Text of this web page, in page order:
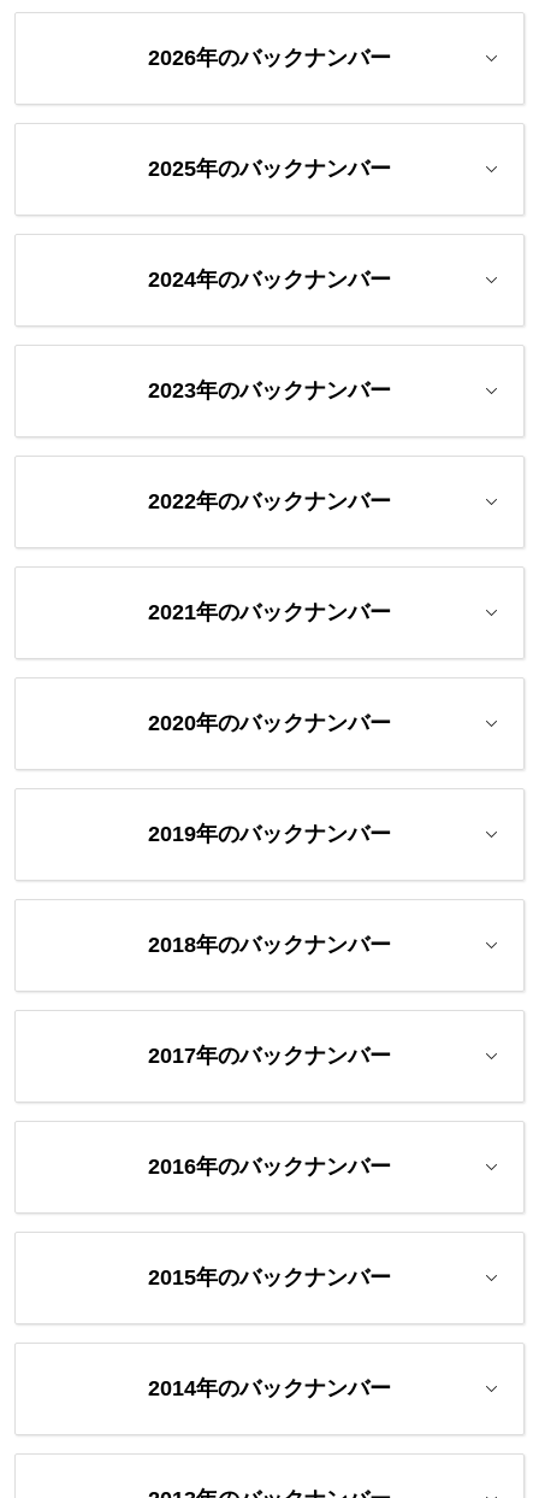
2026年のバックナンバー
2025年のバックナンバー
2024年のバックナンバー
2023年のバックナンバー
2022年のバックナンバー
2021年のバックナンバー
2020年のバックナンバー
2019年のバックナンバー
2018年のバックナンバー
2017年のバックナンバー
2016年のバックナンバー
2015年のバックナンバー
2014年のバックナンバー